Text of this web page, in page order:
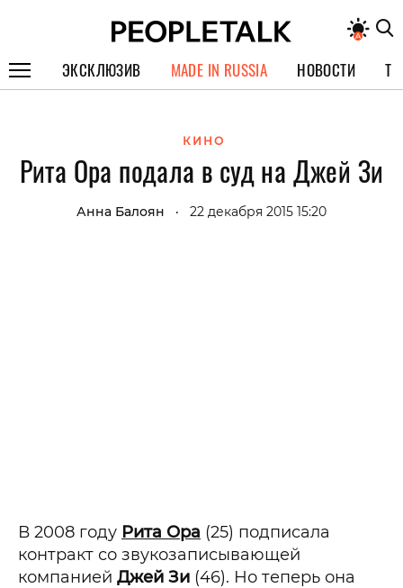
ЭКСКЛЮЗИВ
ИНТЕРВЬЮ
ПОКОЛЕНИЕ
MADE IN RUSSIA НОВОСТИ
КИНО
Рита Ора подала в суд на Джей Зи
Анна Балоян • 22 декабря 2015 15:20
В 2008 году Рита Ора (25) подписала
контракт со звукозаписывающей
компанией Джей Зи (46). Но теперь она